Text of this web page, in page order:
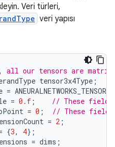
Veri türleri,
veri yapısı
all our tensors are
tensor3x4Type ;
=
= 0.f ;
// These fields
= 0 ;
// These fields
= 2 ;
{3, 4};
= dims ;